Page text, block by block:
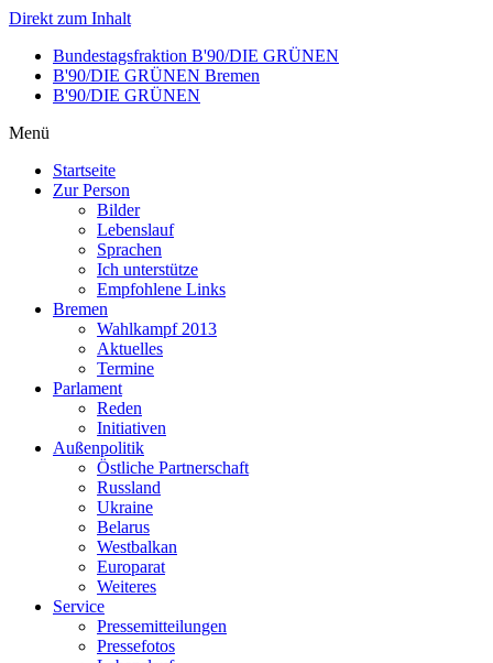
Direkt zum Inhalt
Bundestagsfraktion B'90/DIE GRÜNEN
B'90/DIE GRÜNEN Bremen
B'90/DIE GRÜNEN
Menü
Startseite
Zur Person
Bilder
Lebenslauf
Sprachen
Ich unterstütze
Empfohlene Links
Bremen
Wahlkampf 2013
Aktuelles
Termine
Parlament
Reden
Initiativen
Außenpolitik
Östliche Partnerschaft
Russland
Ukraine
Belarus
Westbalkan
Europarat
Weiteres
Service
Pressemitteilungen
Pressefotos